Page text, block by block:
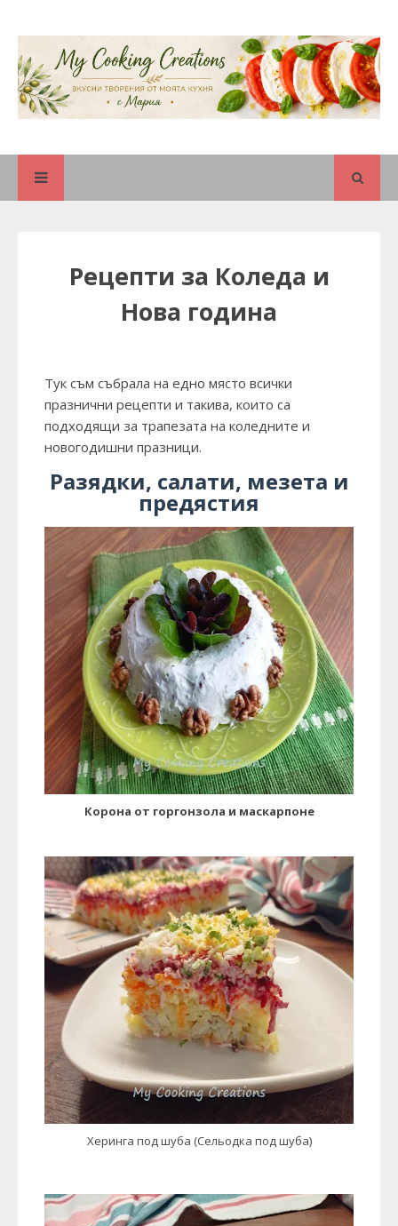
Рецепти за Коледа и
Нова година
Тук съм събрала на едно място всички
празнични рецепти и такива, които са
подходящи за трапезата на коледните и
новогодишни празници.
Разядки, салати, мезета и
предястия
Корона от горгонзола и маскарпоне
Херинга под шуба (Сельодка под шуба)